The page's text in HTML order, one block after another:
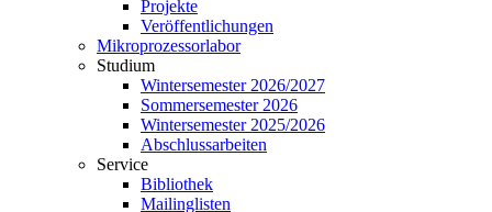
Projekte
Veröffentlichungen
Mikroprozessorlabor
Studium
Wintersemester 2026/2027
Sommersemester 2026
Wintersemester 2025/2026
Abschlussarbeiten
Service
Bibliothek
Mailinglisten